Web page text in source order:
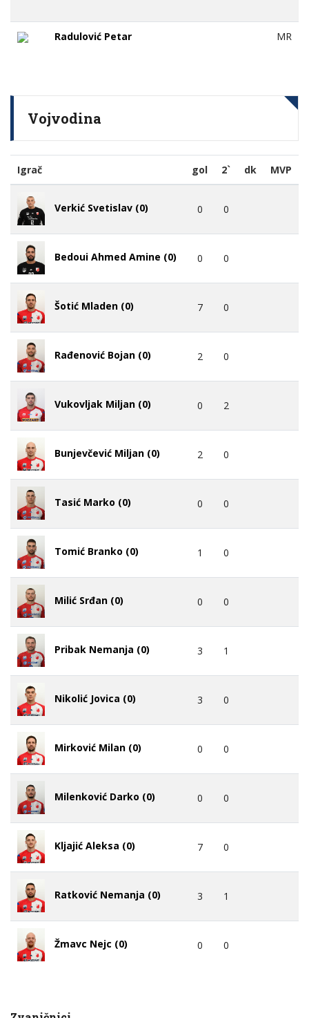
Radulović Petar MR
Vojvodina
Igrač gol 2` dk MVP
Verkić Svetislav (0) 0 0
Bedoui Ahmed Amine (0) 0 0
Šotić Mladen (0) 7 0
Rađenović Bojan (0) 2 0
Vukovljak Miljan (0) 0 2
Bunjevčević Miljan (0) 2 0
Tasić Marko (0) 0 0
Tomić Branko (0) 1 0
Milić Srđan (0) 0 0
Pribak Nemanja (0) 3 1
Nikolić Jovica (0) 3 0
Mirković Milan (0) 0 0
Milenković Darko (0) 0 0
Kljajić Aleksa (0) 7 0
Ratković Nemanja (0) 3 1
Žmavc Nejc (0) 0 0